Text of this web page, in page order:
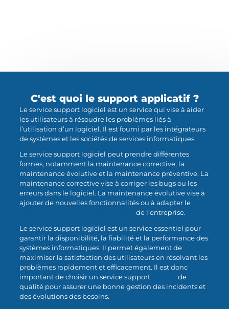
C'est quoi le support applicatif ?
Le service support logiciel est un service qui vise à aider
les utilisateurs à résoudre les problèmes liés à
l’utilisation d’un logiciel. Il est fourni par les intégrateurs
de systèmes et les sociétés de services informatiques.​
Le service support logiciel peut prendre différentes
formes, notamment la maintenance corrective, la
maintenance évolutive et la maintenance préventive. La
maintenance corrective vise à corriger les bugs ou les
erreurs dans le logiciel. La maintenance évolutive vise à
ajouter de nouvelles fonctionnalités ou à adapter le
de l’entreprise.​
Le service support logiciel est un service essentiel pour
garantir la disponibilité, la fiabilité et la performance des
systèmes informatiques. Il permet également de
maximiser la satisfaction des utilisateurs en résolvant les
problèmes rapidement et efficacement. Il est donc
important de choisir un service support
de
qualité pour assurer une bonne gestion des incidents et
des évolutions des besoins.